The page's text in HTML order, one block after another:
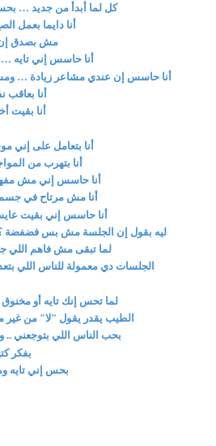
كل لما أبدأ من جديد …
أنا دايما بعمل
مش بصدق إن
أنا حاسس إني تايه
أنا حاسس إن عندي مشاعر زيادة …
أنا
أنا بقيت
أنا بتعامل على إني
أنا بتهرب من
أنا حاسس إني مش
أنا مش مرتاح في
أنا حاسس إني بقيت
ليه بقول إن الجلسة مش بس فضفضة ؟
لما تبقى مش فاهم اللي
الجلسات دي معمولة للناس اللي
لما تحس إنك تايه أو
الطيب يقدر يقول "لا" من غير
بحب الناس اللي بتوجعني ..
بفكر
بحس إني تايه